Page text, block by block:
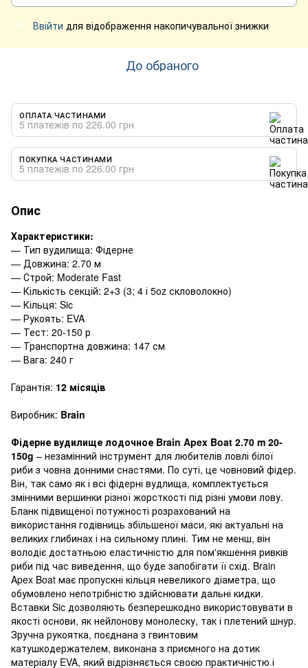
% Ввійти для відображення накопичувальної знижки
До обраного
ОПЛАТА ЧАСТИНАМИ
5 платежів по 226.00 грн
ПОКУПКА ЧАСТИНАМИ
5 платежів по 226.00 грн
Опис
Характеристики:
— Тип вудилища: Фідерне
— Довжина: 2.70 м
— Строй: Moderate Fast
— Кількість секцій: 2+3 (3; 4 і 5oz скловолокно)
— Кільця: Sic
— Рукоять: EVA
— Тест: 20-150 р
— Транспортна довжина: 147 см
— Вага: 240 г
Гарантія: 12 місяців
Виробник: Brain
Фідерне вудилище лодочное Brain Apex Boat 2.70 m 20-
150g – незамінний інструмент для любителів ловлі білої
риби з човна донними снастями. По суті, це човновий фідер.
Він, так само як і всі фідерні вудлища, комплектується
змінними вершинки різної жорсткості під різні умови лову.
Бланк підвищеної потужності розрахований на
використання годівниць збільшеної маси, які актуальні на
великих глибинах і на сильному плині. Тим не менш, він
володіє достатньою еластичністю для пом'якшення ривків
риби під час виведення, що буде запобігати її схід. Brain
Apex Boat має пропускні кільця невеликого діаметра, що
обумовлено непотрібністю здійснювати дальні кидки.
Вставки Sic дозволяють безперешкодно використовувати в
якості основи, як нейлонову монолеску, так і плетений шнур.
Зручна рукоятка, поєднана з гвинтовим
катушкодержателем, виконана з приємного на дотик
матеріалу EVA, який відрізняється своєю практичністю і